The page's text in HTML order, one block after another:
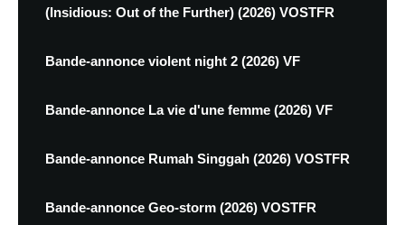
(Insidious: Out of the Further) (2026) VOSTFR
Bande-annonce violent night 2 (2026) VF
Bande-annonce La vie d'une femme (2026) VF
Bande-annonce Rumah Singgah (2026) VOSTFR
Bande-annonce Geo-storm (2026) VOSTFR